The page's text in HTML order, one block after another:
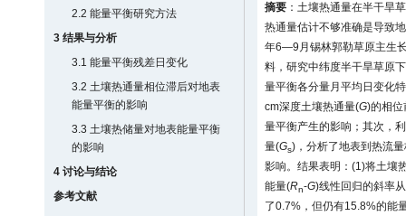
2.2 能量平衡研究方法
3 结果与分析
3.1 能量平衡残差日变化
3.2 土壤热通量相位滞后对地表
能量平衡的影响
3.3 土壤热储量对地表能量平衡
的影响
4 讨论与结论
参考文献
摘要 ：土壤热通量在半干旱
热通量估计不够准确是导致
年6—9月锡林郭勒草原主生
料，研究中纬度半干旱草原
量平衡各分量月平均日变化
cm深度土壤热通量(G)的相位
量平衡产生的影响；其次，
量(Gs)，分析了地表到热流
影响。结果表明：(1)将土壤
能量(Rn-G)线性回归的斜率
了0.7%，但仍有15.8%的能